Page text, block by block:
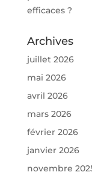
efficaces ?
Archives
juillet 2026
mai 2026
avril 2026
mars 2026
février 2026
janvier 2026
novembre